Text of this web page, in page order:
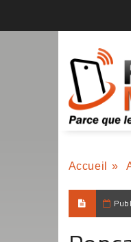
Accueil »